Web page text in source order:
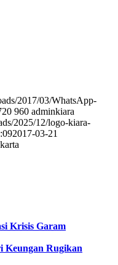
2017/03/WhatsApp-
960 adminkiara
2025/12/logo-kiara-
2017-03-21
Krisis Garam
Keungan Rugikan